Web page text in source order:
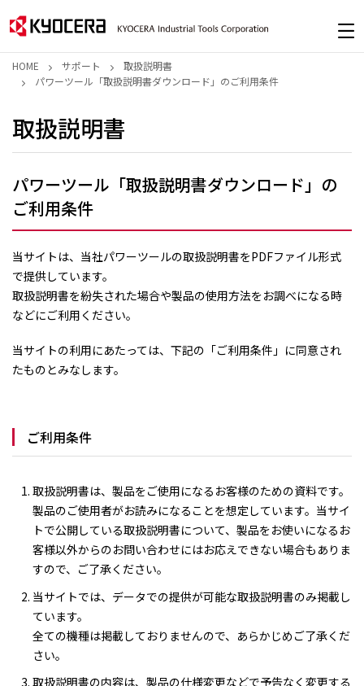
HOME サポート
取扱説明書
パワーツール「取扱説明書ダウンロード」のご利用条件
取扱説明書
パワーツール「取扱説明書ダウンロード」の
ご利用条件
当サイトは、当社パワーツールの取扱説明書をPDFファイル形式
で提供しています。
取扱説明書を紛失された場合や製品の使用方法をお調べになる時
などにご利用ください。
当サイトの利用にあたっては、下記の「ご利用条件」に同意され
たものとみなします。
ご利用条件
取扱説明書は、製品をご使用になるお客様のための資料です。
製品のご使用者がお読みになることを想定しています。当サイ
トで公開している取扱説明書について、製品をお使いになるお
客様以外からのお問い合わせにはお応えできない場合もありま
すので、ご了承ください。
当サイトでは、データでの提供が可能な取扱説明書のみ掲載し
ています。
全ての機種は掲載しておりませんので、あらかじめご了承くだ
さい。
取扱説明書の内容は、製品の仕様変更などで予告なく変更する